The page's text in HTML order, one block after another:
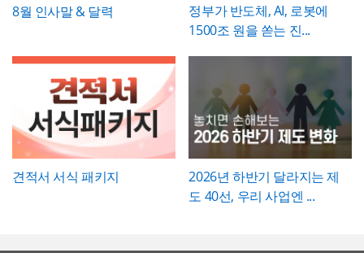
8월 인사말 & 달력
정부가 반도체, AI, 로봇에
1500조 원을 쏟는 진...
견적서 서식 패키지
2026년 하반기 달라지는 제
도 40선, 우리 사업엔 ...